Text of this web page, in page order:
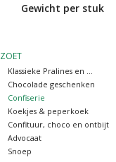
Onze website
Gewicht per stuk
ZOET
Klassieke Pralines en ...
Chocolade geschenken
Confiserie
Koekjes & peperkoek
Confituur, choco en ontbijt
Advocaat
Snoep